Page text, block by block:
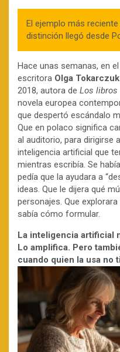
El ejemplo más
distinción llegó desde
Hace unas semanas, en
escritora Olga Tokarczuk
2018, autora de Los libros
novela europea
que despertó escándalo
Que en polaco significa
al auditorio, para dirigirse
inteligencia artificial que
mientras escribía. Se
pedía que la ayudara a
ideas. Que le dijera qué
personajes. Que
sabía cómo formular.
La inteligencia artificial
Lo amplifica. Pero
cuando quien la usa no